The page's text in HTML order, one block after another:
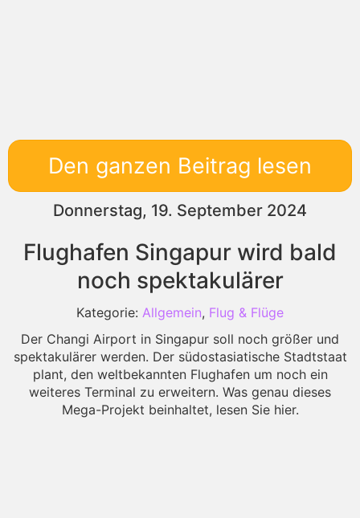
Den ganzen Beitrag lesen
Donnerstag, 19. September 2024
Flughafen Singapur wird bald
noch spektakulärer
Kategorie: Allgemein, Flug & Flüge
Der Changi Airport in Singapur soll noch größer und
spektakulärer werden. Der südostasiatische Stadtstaat
plant, den weltbekannten Flughafen um noch ein
weiteres Terminal zu erweitern. Was genau dieses
Mega-Projekt beinhaltet, lesen Sie hier.